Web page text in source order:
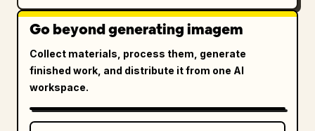
Go beyond generating imagem
Collect materials, process them, generate
finished work, and distribute it from one AI
workspace.